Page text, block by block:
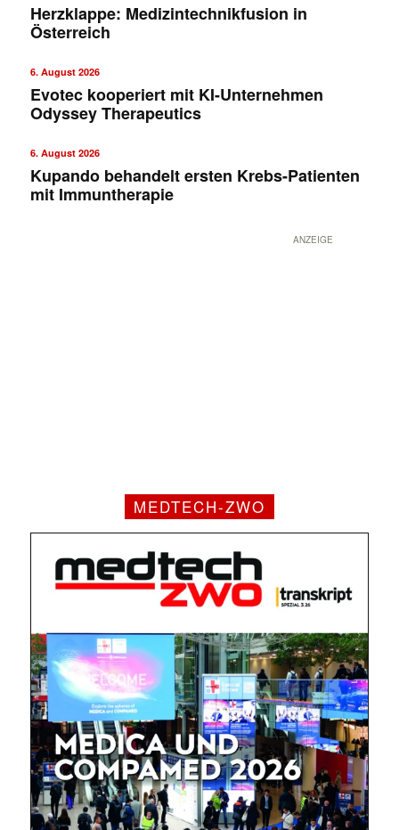
Herzklappe: Medizintechnikfusion in
Österreich
6. August 2026
Evotec kooperiert mit KI-Unternehmen
Odyssey Therapeutics
6. August 2026
Kupando behandelt ersten Krebs-Patienten
mit Immuntherapie
ANZEIGE
MEDTECH-ZWO